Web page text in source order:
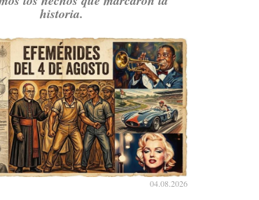
historia.
04.08.2026